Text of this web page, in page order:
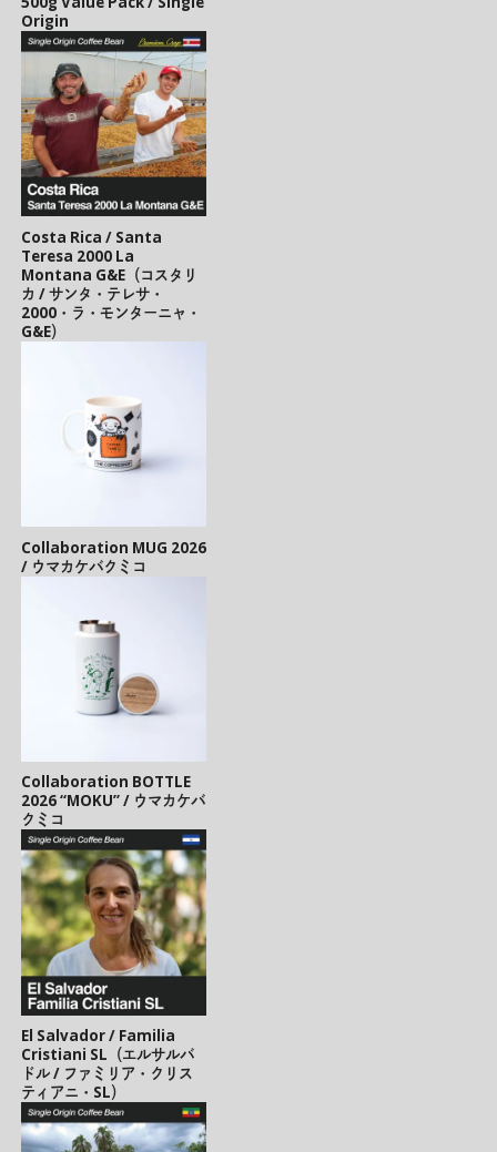
Origin
Costa Rica / Santa
Teresa 2000 La
Montana G&E（コスタリ
カ / サンタ・テレサ・
2000・ラ・モンターニャ・
G&E）
Collaboration MUG 2026
/ ウマカケバクミコ
Collaboration BOTTLE
2026 “MOKU” / ウマカケバ
クミコ
El Salvador / Familia
Cristiani SL（エルサルバ
ドル / ファミリア・クリス
ティアニ・SL）